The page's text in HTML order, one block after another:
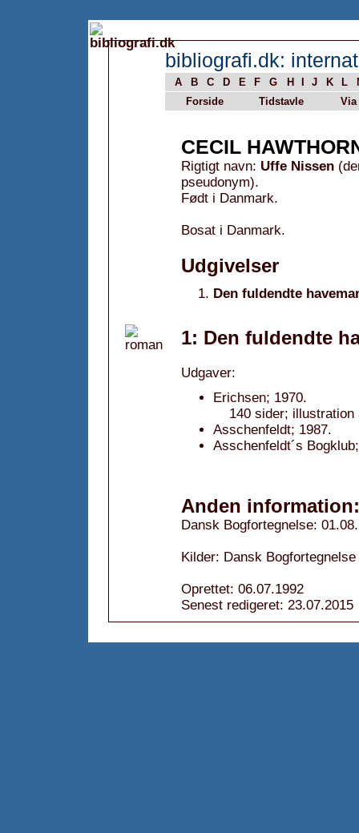
bibliografi.dk:
A B C D E F G H J K L
Forside
Tidstavle Via
CECIL
Rigtigt navn: Uffe Nissen
pseudonym).
Født i Danmark.
Bosat i Danmark.
Udgivelser
Den fuldendte
1: Den fuldendte
Udgaver:
Erichsen; 1970.
140 sider;
Asschenfeldt; 1987.
Asschenfeldt´s
Anden information:
Dansk Bogfortegnelse:
Kilder: Dansk
Oprettet: 06.07.1992
Senest redigeret: 23.07.2015